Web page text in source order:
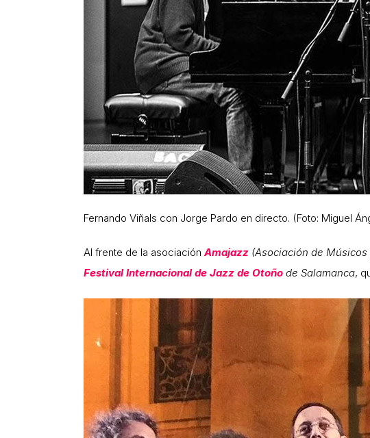
Fernando Viñals con Jorge Pardo en directo. (Foto: Miguel
Al frente de la asociación Amajazz (Asociación de
Festival Internacional de Jazz de Otoño de Salamanca,